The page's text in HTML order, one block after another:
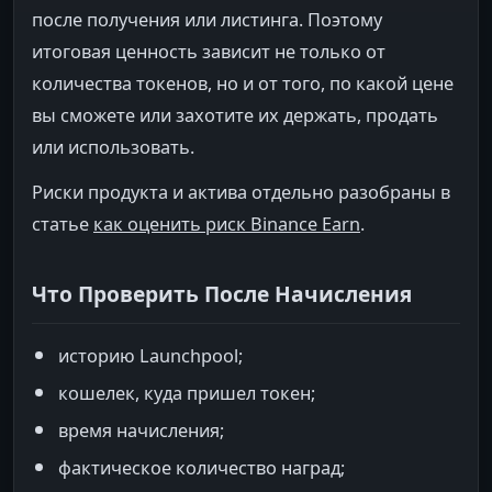
после получения или листинга. Поэтому
итоговая ценность зависит не только от
количества токенов, но и от того, по какой цене
вы сможете или захотите их держать, продать
или использовать.
Риски продукта и актива отдельно разобраны в
статьекак оценить риск Binance Earn.
Что Проверить После Начисления
историю Launchpool;
кошелек, куда пришел токен;
время начисления;
фактическое количество наград;